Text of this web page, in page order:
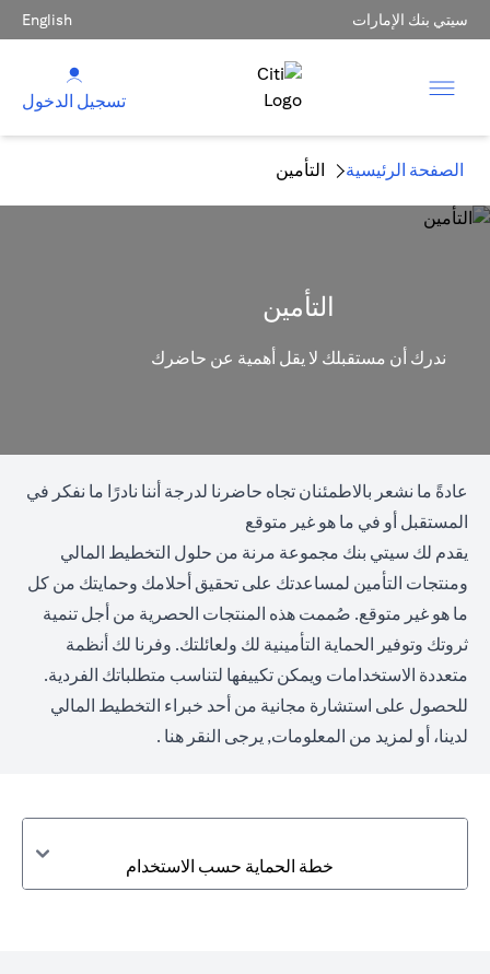
سيتي بنك الإمارات English
تسجيل الدخول
الصفحة الرئيسية التأمين
التأمين
ندرك أن مستقبلك لا يقل أهمية عن حاضرك
عادةً ما نشعر بالاطمئنان تجاه حاضرنا لدرجة أننا نادرًا ما نفكر في
المستقبل أو في ما هو غير متوقع
يقدم لك سيتي بنك مجموعة مرنة من حلول التخطيط المالي
ومنتجات التأمين لمساعدتك على تحقيق أحلامك وحمايتك من كل
ما هو غير متوقع. صُممت هذه المنتجات الحصرية من أجل تنمية
ثروتك وتوفير الحماية التأمينية لك ولعائلتك. وفرنا لك أنظمة
متعددة الاستخدامات ويمكن تكييفها لتناسب متطلباتك الفردية.
للحصول على استشارة مجانية من أحد خبراء التخطيط المالي
لدينا، أو لمزيد من المعلومات, يرجى النقر هنا .
خطة الحماية حسب الاستخدام